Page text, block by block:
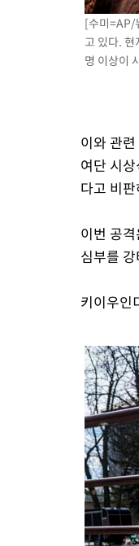
[수미=AP/
고 있다. 현
명 이상이
이와 관
여단 시
다고 비
이번 공
심부를
키이우인